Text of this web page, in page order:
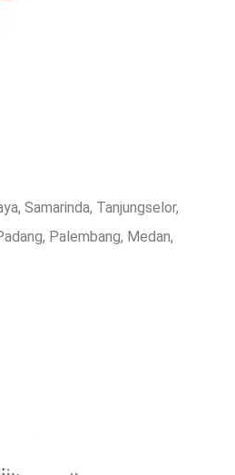
Samarinda, Tanjungselor,
Palembang, Medan,